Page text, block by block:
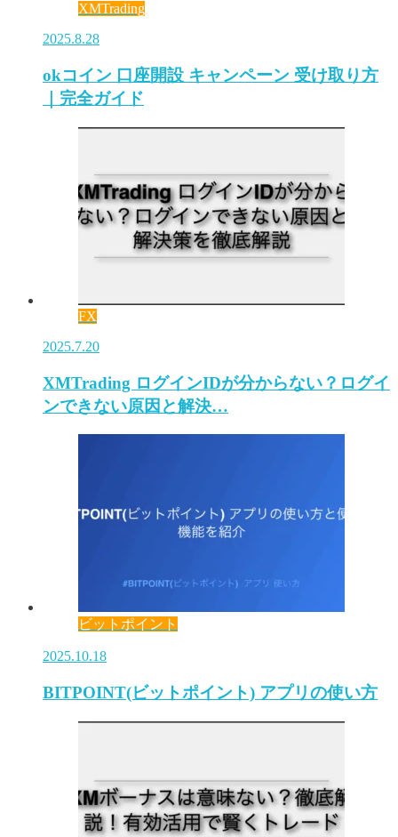
XMTrading
2025.8.28
okコイン 口座開設 キャンペーン 受け取り方
｜完全ガイド
FX
2025.7.20
XMTrading ログインIDが分からない？ログイ
ンできない原因と解決…
ビットポイント
2025.10.18
BITPOINT(ビットポイント) アプリの使い方